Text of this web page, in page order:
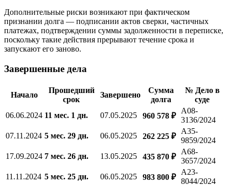
Дополнительные риски возникают при фактическом
признании долга — подписании актов сверки, частичных
платежах, подтверждении суммы задолженности в переписке,
поскольку такие действия прерывают течение срока и
запускают его заново.
Завершенные дела
Начало
Прошедший
срок
Завершено
Сумма
долга
№ Дело в
суде
06.06.2024 11 мес. 1 дн. 07.05.2025 960 578 ₽
А08-
3136/2024
07.11.2024 5 мес. 29 дн. 06.05.2025 262 225 ₽
А35-
9859/2024
17.09.2024 7 мес. 26 дн. 13.05.2025 435 870 ₽
А68-
3657/2024
11.11.2024 5 мес. 25 дн. 06.05.2025 983 800 ₽
А23-
8044/2024